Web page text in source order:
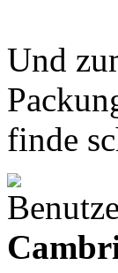
Und
finde